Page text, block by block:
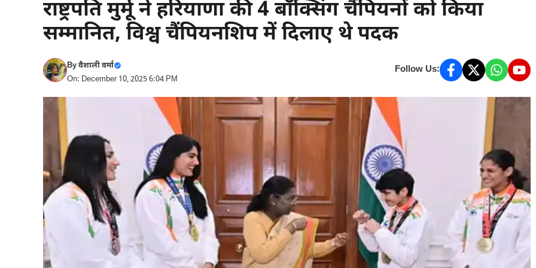
राष्ट्रपति मुर्मू ने हरियाणा की 4 बॉक्सिंग चैंपियनों को किया
सम्मानित, विश्व चैंपियनशिप में दिलाए थे पदक
Byवैशाली वर्मा
On: December 10, 2025 6:04 PM
Follow Us: